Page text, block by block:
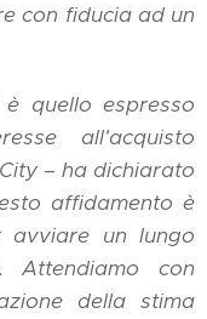
con fiducia ad un
quello espresso
all'acquisto
– ha dichiarato
affidamento è
un lungo
Attendiamo con
della stima